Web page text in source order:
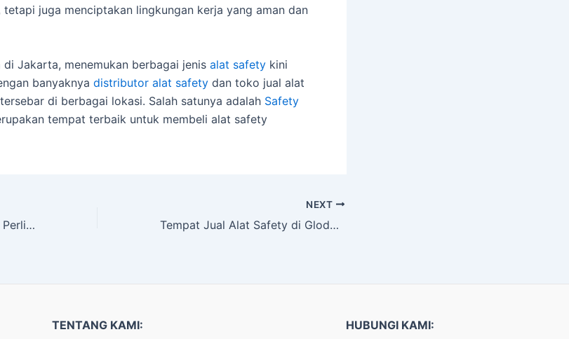
juga menciptakan lingkungan kerja yang aman dan
Jakarta, menemukan berbagai jenis alat safety kini
banyaknya distributor alat safety dan toko jual alat
di berbagai lokasi. Salah satunya adalah Safety
tempat terbaik untuk membeli alat safety
Jual Baju Pemadam Dupont, Perlindungan Terbaik Di Lapangan
NEXT
Tempat Jual Alat Safety di Glodok Sesuaikan dengan Kebutuhan Kerja
TENTANG KAMI: HUBUNGI KAMI: